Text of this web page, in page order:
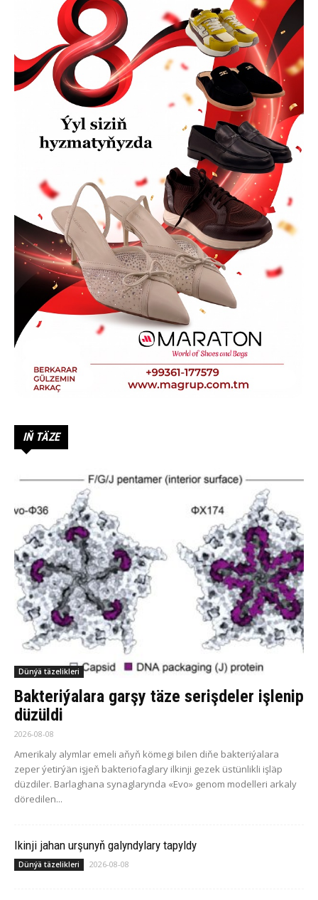
IŇ TÄZE
Dünýä täzelikleri
Bakteriýalara garşy täze serişdeler işlenip
düzüldi
2026-08-08
Amerikaly alymlar emeli aňyň kömegi bilen diňe bakteriýalara
zeper ýetirýän işjeň bakteriofaglary ilkinji gezek üstünlikli işläp
düzdiler. Barlaghana synaglarynda «Evo» genom modelleri arkaly
döredilen...
Ikinji jahan urşunyň galyndylary tapyldy
Dünýä täzelikleri 2026-08-08